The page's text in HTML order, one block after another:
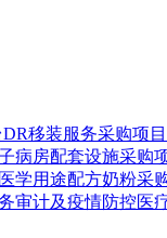
移装服务采购项
病房配套设施采购
学用途配方奶粉采
审计及疫情防控医